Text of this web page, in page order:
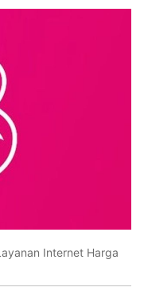
Internet Harga